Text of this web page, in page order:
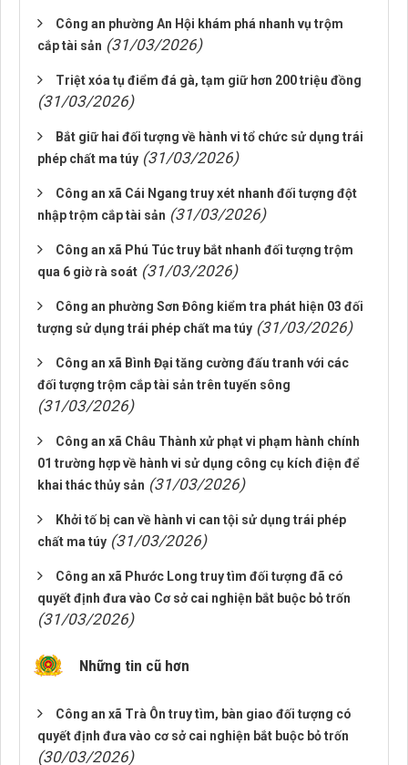
Công an phường An Hội khám phá nhanh vụ trộm
cắp tài sản (31/03/2026)
Triệt xóa tụ điểm đá gà, tạm giữ hơn 200 triệu đồng
(31/03/2026)
Bắt giữ hai đối tượng về hành vi tổ chức sử dụng trái
phép chất ma túy (31/03/2026)
Công an xã Cái Ngang truy xét nhanh đối tượng đột
nhập trộm cắp tài sản (31/03/2026)
Công an xã Phú Túc truy bắt nhanh đối tượng trộm
qua 6 giờ rà soát (31/03/2026)
Công an phường Sơn Đông kiểm tra phát hiện 03 đối
tượng sử dụng trái phép chất ma túy (31/03/2026)
Công an xã Bình Đại tăng cường đấu tranh với các
đối tượng trộm cắp tài sản trên tuyến sông
(31/03/2026)
Công an xã Châu Thành xử phạt vi phạm hành chính
01 trường hợp về hành vi sử dụng công cụ kích điện để
khai thác thủy sản (31/03/2026)
Khởi tố bị can về hành vi can tội sử dụng trái phép
chất ma túy (31/03/2026)
Công an xã Phước Long truy tìm đối tượng đã có
quyết định đưa vào Cơ sở cai nghiện bắt buộc bỏ trốn
(31/03/2026)
Những tin cũ hơn
Công an xã Trà Ôn truy tìm, bàn giao đối tượng có
quyết định đưa vào cơ sở cai nghiện bắt buộc bỏ trốn
(30/03/2026)